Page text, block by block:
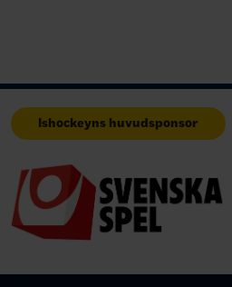
Ishockeyns huvudsponsor